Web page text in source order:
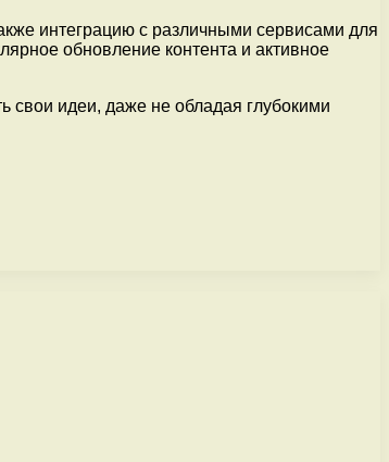
интеграцию с различными сервисами для
обновление контента и активное
свои идеи, даже не обладая глубокими